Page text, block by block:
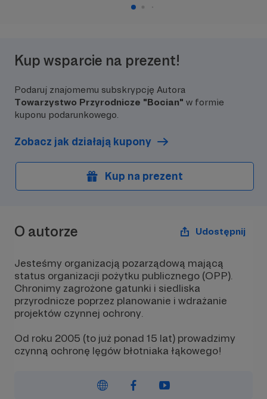
kompleksową ochronę ok. 20 lęgów
Kup wsparcie na prezent!
Podaruj znajomemu subskrypcję Autora
Towarzystwo Przyrodnicze "Bocian" w formie
kuponu podarunkowego.
Zobacz jak działają kupony
Kup na prezent
O autorze Udostępnij
Jesteśmy organizacją pozarządową mającą
status organizacji pożytku publicznego (OPP).
Chronimy zagrożone gatunki i siedliska
przyrodnicze poprzez planowanie i wdrażanie
projektów czynnej ochrony.
Od roku 2005 (to już ponad 15 lat) prowadzimy
czynną ochronę lęgów błotniaka łąkowego!